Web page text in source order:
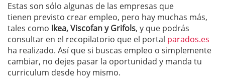
Estas son sólo algunas de las empresas que
tienen previsto crear empleo, pero hay muchas más,
tales como Ikea, Viscofan y Grifols, y que podrás
consultar en el recopilatorio que el portal parados.es
ha realizado. Así que si buscas empleo o simplemente
cambiar, no dejes pasar la oportunidad y manda tu
curriculum desde hoy mismo.